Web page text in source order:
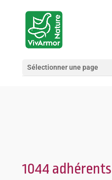
Sélectionner une page
1044